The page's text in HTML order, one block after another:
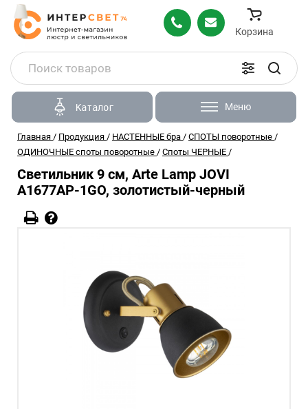
Корзина
Каталог Меню
Главная / Продукция / НАСТЕННЫЕ бра / СПОТЫ поворотные /
ОДИНОЧНЫЕ споты поворотные / Споты ЧЕРНЫЕ /
Светильник 9 см, Arte Lamp JOVI
A1677AP-1GO, золотистый-черный